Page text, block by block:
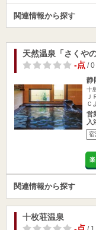
関連情報から探す
天然温泉「さくや
-点/ 0
静
十
Ｃ
営
入
宿
関連情報から探す
十枚荘温泉